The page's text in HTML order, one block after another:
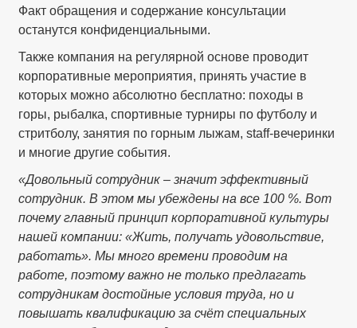
Факт обращения и содержание консультации
останутся конфиденциальными.
Также компания на регулярной основе проводит
корпоративные мероприятия, принять участие в
которых можно абсолютно бесплатно: походы в
горы, рыбалка, спортивные турниры по футболу и
стритболу, занятия по горным лыжам, staff-вечеринки
и многие другие события.
«Довольный сотрудник – значит эффективный
сотрудник. В этом мы убеждены на все 100 %. Вот
почему главный принцип корпоративной культуры
нашей компании: «Жить, получать удовольствие,
работать». Мы много времени проводим на
работе, поэтому важно не только предлагать
сотрудникам достойные условия труда, но и
повышать квалификацию за счёт специальных